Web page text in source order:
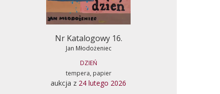
Nr Katalogowy 16.
Jan Młodożeniec
DZIEŃ
tempera, papier
aukcja z 24 lutego 2026